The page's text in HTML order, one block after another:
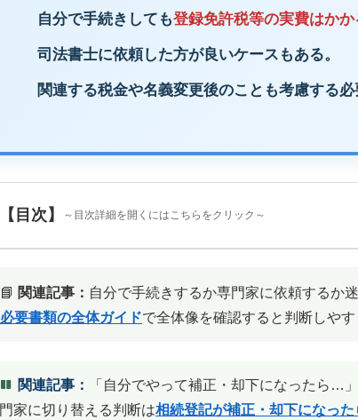
自分で手続きしても登録免許税等の実費はかか
司法書士に依頼した方が良いケースもある。
関連する税金や名義変更後のことも考慮する必
【目次】 ～目次詳細を開くにはこちらをクリック～
〈不動産名義変更・相続登記は自分でできる？〉
〈自分でできるか判断ガイド（フローチャート診断）〉
📘 関連記事： 自分で手続きするか専門家に依頼するか
必要書類の全体ガイドで全体像を確認すると判断しやす
関連記事：
「自分でやって補正・却下になったら…
門家に切り替える判断は相続登記が補正・却下になった